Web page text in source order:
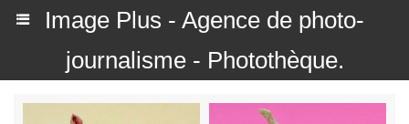
Image Plus - Agence de photo-
journalisme - Photothèque.